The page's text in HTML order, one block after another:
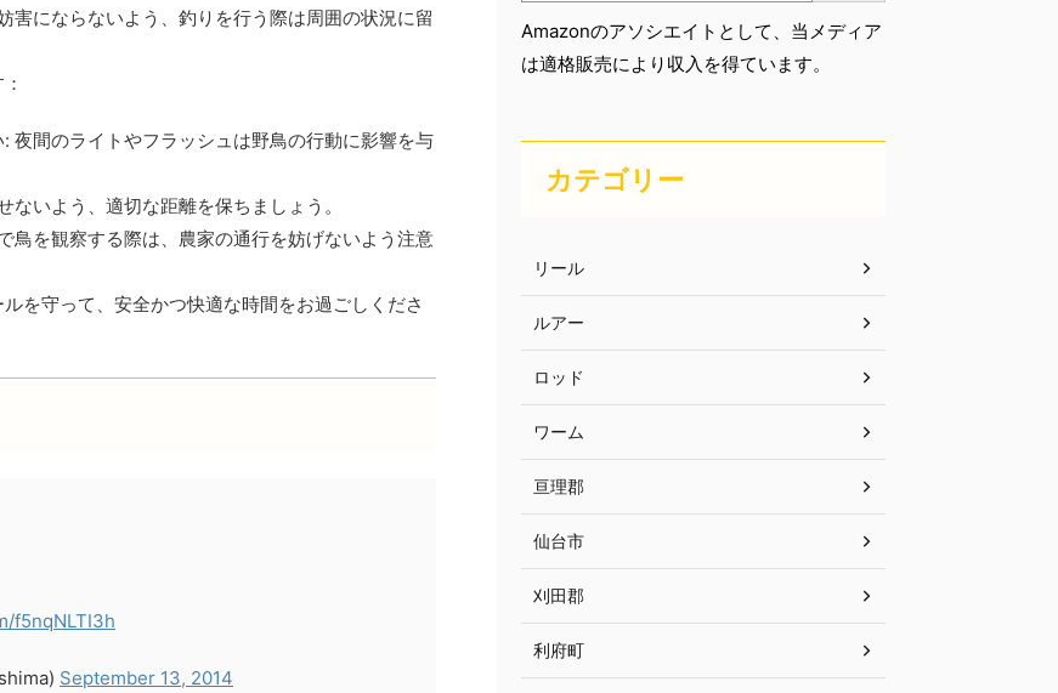
害にならないよう、釣りを行う際は周囲の状況に留
夜間のライトやフラッシュは野鳥の行動に影響を与
いよう、適切な距離を保ちましょう。
鳥を観察する際は、農家の通行を妨げないよう注意
を守って、安全かつ快適な時間をお過ごしくださ
f5nqNLTI3h
September 13, 2014
Amazonのアソシエイトとして、当メディア
は適格販売により収入を得ています。
カテゴリー
リール
ルアー
ロッド
ワーム
亘理郡
仙台市
刈田郡
利府町